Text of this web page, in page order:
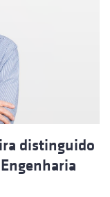
distinguido